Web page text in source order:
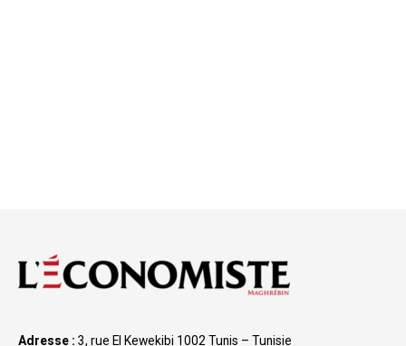
Adresse : 3, rue El Kewekibi 1002 Tunis – Tunisie